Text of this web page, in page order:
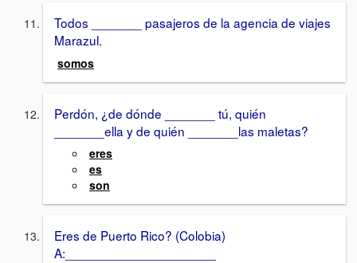
Todos _______ pasajeros de la agencia de viajes
Marazul.
somos
Perdón, ¿de dónde _______ tú, quién
_______ella y de quién _______las maletas?
eres
es
son
Eres de Puerto Rico? (Colobia)
A:_____________________